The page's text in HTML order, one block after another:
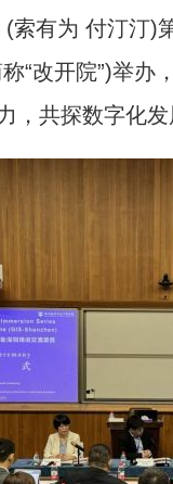
有为 付汀汀)
“改开院”)举
，共探数字化发